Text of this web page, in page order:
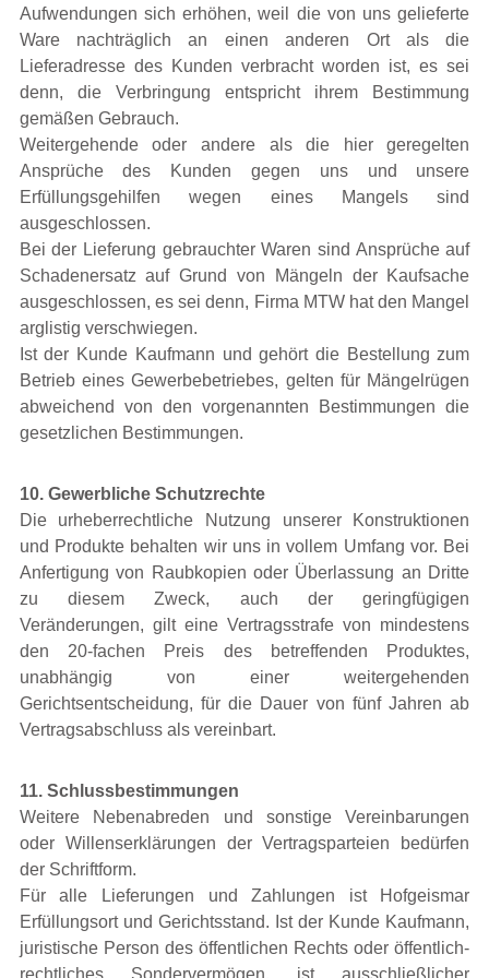
Aufwendungen sich erhöhen, weil die von uns gelieferte
Ware nachträglich an einen anderen Ort als die
Lieferadresse des Kunden verbracht worden ist, es sei
denn, die Verbringung entspricht ihrem Bestimmung
gemäßen Gebrauch.
Weitergehende oder andere als die hier geregelten
Ansprüche des Kunden gegen uns und unsere
Erfüllungsgehilfen wegen eines Mangels sind
ausgeschlossen.
Bei der Lieferung gebrauchter Waren sind Ansprüche auf
Schadenersatz auf Grund von Mängeln der Kaufsache
ausgeschlossen, es sei denn, Firma MTW hat den Mangel
arglistig verschwiegen.
Ist der Kunde Kaufmann und gehört die Bestellung zum
Betrieb eines Gewerbebetriebes, gelten für Mängelrügen
abweichend von den vorgenannten Bestimmungen die
gesetzlichen Bestimmungen.
10. Gewerbliche Schutzrechte
Die urheberrechtliche Nutzung unserer Konstruktionen
und Produkte behalten wir uns in vollem Umfang vor. Bei
Anfertigung von Raubkopien oder Überlassung an Dritte
zu diesem Zweck, auch der geringfügigen
Veränderungen, gilt eine Vertragsstrafe von mindestens
den 20-fachen Preis des betreffenden Produktes,
unabhängig von einer weitergehenden
Gerichtsentscheidung, für die Dauer von fünf Jahren ab
Vertragsabschluss als vereinbart.
11. Schlussbestimmungen
Weitere Nebenabreden und sonstige Vereinbarungen
oder Willenserklärungen der Vertragsparteien bedürfen
der Schriftform.
Für alle Lieferungen und Zahlungen ist Hofgeismar
Erfüllungsort und Gerichtsstand. Ist der Kunde Kaufmann,
juristische Person des öffentlichen Rechts oder öffentlich-
rechtliches Sondervermögen, ist ausschließlicher